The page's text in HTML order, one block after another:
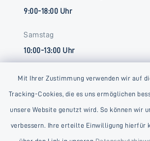
Mit Ihrer Zustimmung verwenden wir auf
Tracking-Cookies, die es uns ermöglichen
unsere Website genutzt wird. So können wir
verbessern. Ihre erteilte Einwilligung hierfür
9:00-18:00 Uhr
Samstag
10:00-13:00 Uhr
Kontakt